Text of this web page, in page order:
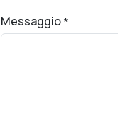
Messaggio *